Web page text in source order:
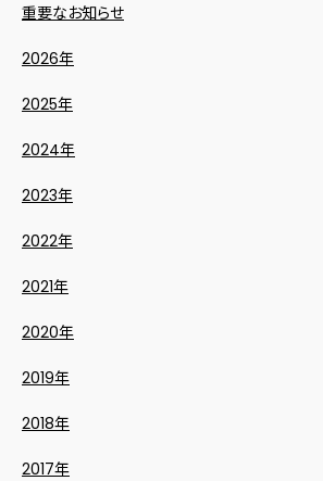
重要なお知らせ
2026年
2025年
2024年
2023年
2022年
2021年
2020年
2019年
2018年
2017年